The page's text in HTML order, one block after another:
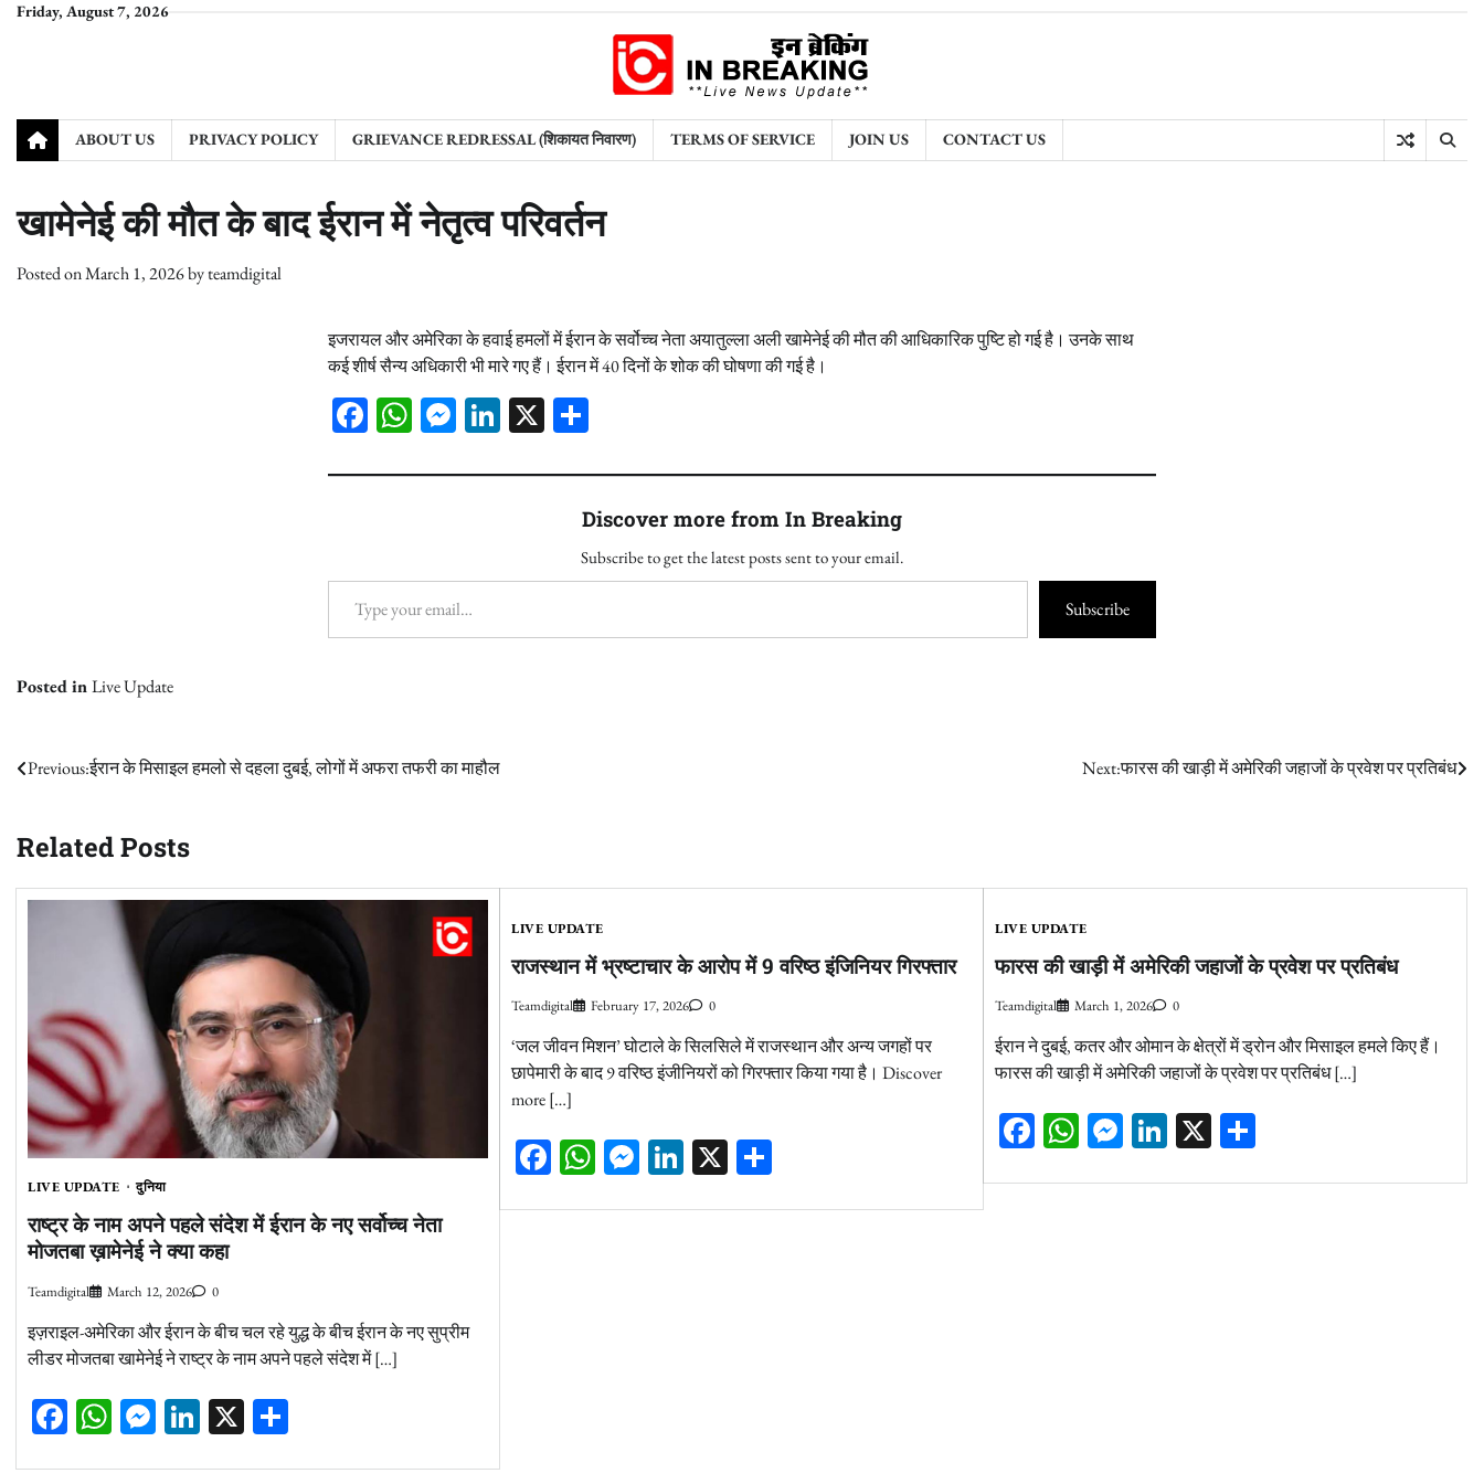
SkipFriday, August 7, 2026
ABOUT US PRIVACY POLICY GRIEVANCE REDRESSAL (शिकायत निवारण) TERMS OF SERVICE JOIN US CONTACT US
खामेनेई की मौत के बाद ईरान में नेतृत्व परिवर्तन
Posted onMarch 1, 2026byteamdigital
इजरायल और अमेरिका के हवाई हमलों में ईरान के सर्वोच्च नेता अयातुल्ला अली खामेनेई की मौत की आधिकारिक पुष्टि हो गई है। उनके साथ
कई शीर्ष सैन्य अधिकारी भी मारे गए हैं। ईरान में 40 दिनों के शोक की घोषणा की गई है।
Facebook
WhatsApp
Messenger
LinkedIn
X
Discover more from In Breaking
Subscribe to get the latest posts sent to your email.
Type your email…
Subscribe
Posted inLive Update
Post
Previous:ईरान के मिसाइल हमलो से दहला दुबई, लोगों में अफरा तफरी का माहौल Next:फारस की खाड़ी में अमेरिकी जहाजों के प्रवेश पर प्रतिबंध
Related Posts
LIVE UPDATE दुनिया
राष्ट्र के नाम अपने पहले संदेश में ईरान के नए सर्वोच्च नेता
मोजतबा ख़ामेनेई ने क्या कहा
Teamdigital March 12, 2026 0
इज़राइल-अमेरिका और ईरान के बीच चल रहे युद्ध के बीच ईरान के नए सुप्रीम
लीडर मोजतबा खामेनेई ने राष्ट्र के नाम अपने पहले संदेश में […]
Facebook
WhatsApp
Messenger
LinkedIn
X
LIVE UPDATE
राजस्थान में भ्रष्टाचार के आरोप में 9 वरिष्ठ इंजिनियर गिरफ्तार
Teamdigital February 17, 2026 0
‘जल जीवन मिशन’ घोटाले के सिलसिले में राजस्थान और अन्य जगहों पर
छापेमारी के बाद 9 वरिष्ठ इंजीनियरों को गिरफ्तार किया गया है। Discover
more […]
Facebook
WhatsApp
Messenger
LinkedIn
X
LIVE UPDATE
फारस की खाड़ी में अमेरिकी जहाजों के प्रवेश पर प्रतिबंध
Teamdigital March 1, 2026 0
ईरान ने दुबई, कतर और ओमान के क्षेत्रों में ड्रोन और मिसाइल हमले किए हैं।
फारस की खाड़ी में अमेरिकी जहाजों के प्रवेश पर प्रतिबंध […]
Facebook
WhatsApp
Messenger
LinkedIn
X